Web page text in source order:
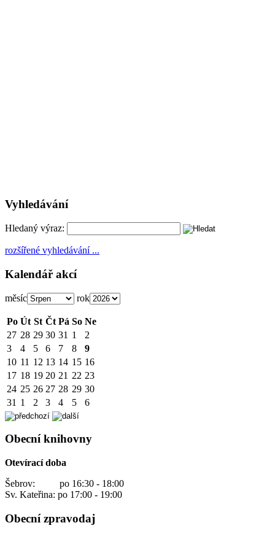
Vyhledávání
Hledaný výraz:
rozšířené vyhledávání ...
Kalendář akcí
měsíc rok
Po Út St Čt Pá So Ne
27 28 29 30 31 1
2
3
4 5 6 7 8
9
10 11 12 13 14 15 16
17 18 19 20 21 22 23
24 25 26 27 28 29 30
31 1 2 3 4 5 6
Obecní knihovny
Otevírací doba
Šebrov: po 16:30 - 18:00
Sv. Kateřina: po 17:00 - 19:00
Obecní zpravodaj